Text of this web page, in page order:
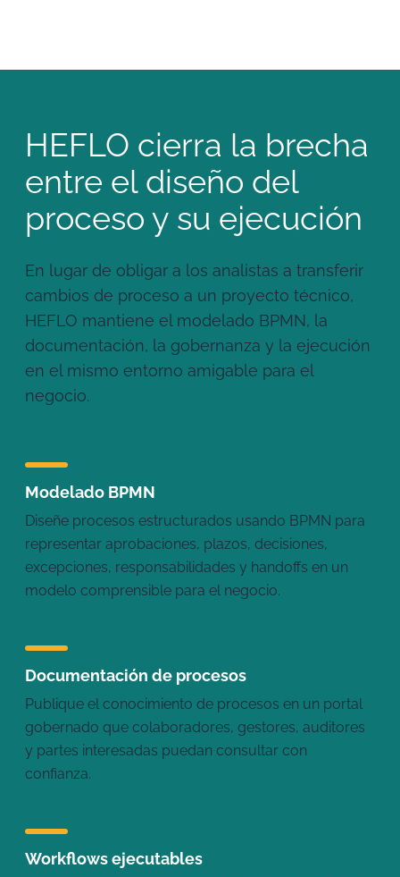
HEFLO cierra la brecha
entre el diseño del
proceso y su ejecución
En lugar de obligar a los analistas a transferir
cambios de proceso a un proyecto técnico,
HEFLO mantiene el modelado BPMN, la
documentación, la gobernanza y la ejecución
en el mismo entorno amigable para el
negocio.
Modelado BPMN
Diseñe procesos estructurados usando BPMN para
representar aprobaciones, plazos, decisiones,
excepciones, responsabilidades y handoffs en un
modelo comprensible para el negocio.
Documentación de procesos
Publique el conocimiento de procesos en un portal
gobernado que colaboradores, gestores, auditores
y partes interesadas puedan consultar con
confianza.
Workflows ejecutables